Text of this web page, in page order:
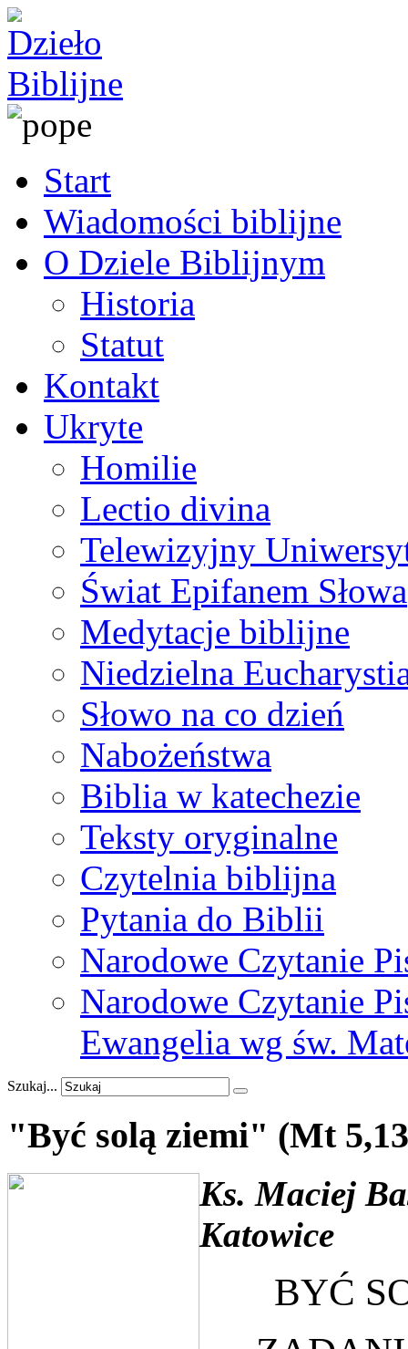
Start
Wiadomości biblijne
O Dziele Biblijnym
Historia
Statut
Kontakt
Ukryte
Homilie
Lectio divina
Telewizyjny
Świat Epifanem Słowa
Medytacje biblijne
Niedzielna
Słowo na co dzień
Nabożeństwa
Biblia w katechezie
Teksty oryginalne
Czytelnia biblijna
Pytania do Biblii
Narodowe Czytanie
Narodowe Czytanie
Ewangelia wg św.
Szukaj...
"Być solą ziemi" (Mt
Ks. Maciej
Katowice
BYĆ